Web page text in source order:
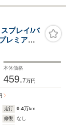
プレイ/バ
レミアム
レクター/
本体価格
459.7万円
走行 0.4万km
修復
なし